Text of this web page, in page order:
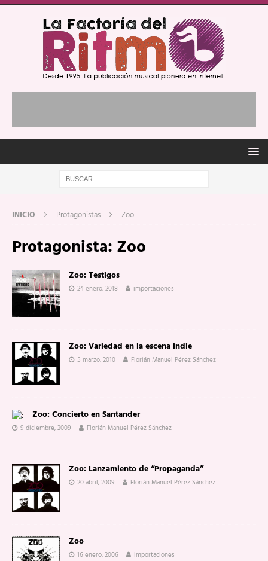
INICIO Protagonistas Zoo
Protagonista: Zoo
Zoo: Testigos
24 enero, 2018 importaciones
Zoo: Variedad en la escena indie
5 marzo, 2010 Florián Manuel Pérez Sánchez
Zoo: Concierto en Santander
9 diciembre, 2009 Florián Manuel Pérez Sánchez
Zoo: Lanzamiento de “Propaganda”
20 abril, 2009 Florián Manuel Pérez Sánchez
Zoo
16 enero, 2006 importaciones